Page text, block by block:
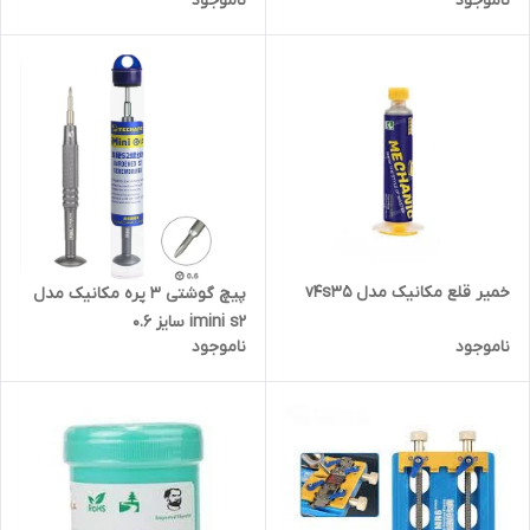
خمیر قلع مکانیک مدل v4s35
ناموجود
پیچ گوشتی 3 پره مکانیک مدل
imini s2 سایز 0.6
ناموجود